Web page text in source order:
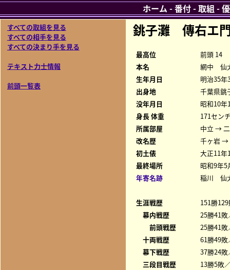
すべての取組を見る
すべての相手を見る
すべての決まり手を見る
テキスト力士情報
前頭一覧表
銚子灘 傳右エ
最高位
前頭 14
本名
網中 仙
生年月日
明治35年
出身地
千葉県銚
没年月日
昭和10年
身長 体重
171セン
所属部屋
中立 →
改名歴
千ヶ岩
初土俵
大正11年
最終場所
昭和9年5
年寄名跡
稲川 仙
生涯戦歴
151勝
幕内戦歴
25勝41
前頭戦歴
25勝41
十両戦歴
61勝49
幕下戦歴
37勝24
三段目戦歴
13勝5敗
ホーム -番付-取組 -